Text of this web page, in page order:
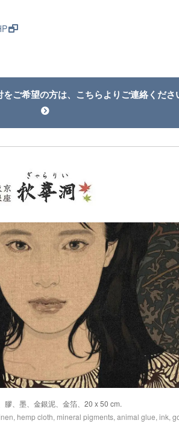
ご希望の方は、こちらよりご連絡くださ
膠、墨、金銀泥、金箔、20 x 50 cm.
hemp cloth, mineral pigments, animal glue, ink,